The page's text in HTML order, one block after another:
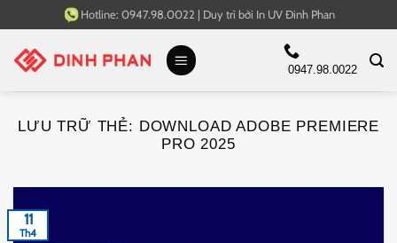
qua
nội
Hotline: 0947.98.0022 | Duy trì bởi In UV Đinh Phan
0947.98.0022
LƯU TRỮ THẺ: DOWNLOAD ADOBE PREMIERE
PRO 2025
11
Th4